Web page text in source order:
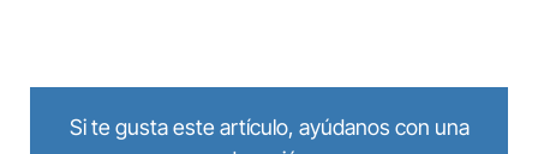
Si te gusta este artículo, ayúdanos con una